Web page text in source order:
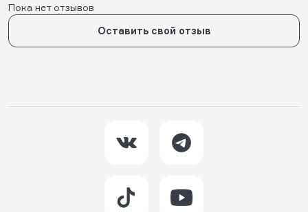
Пока нет отзывов
Оставить свой отзыв